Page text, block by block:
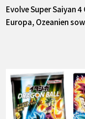
Evolve Super Saiyan
Europa, Ozeanien